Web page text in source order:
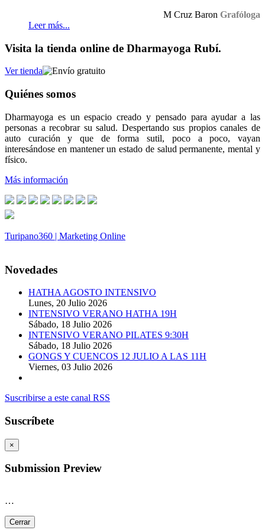
M Cruz Baron Grafóloga
Leer más...
Visita la tienda online de Dharmayoga Rubí.
Ver tienda
Quiénes somos
Dharmayoga es un espacio creado y pensado para ayudar a las
personas a recobrar su salud. Despertando sus propios canales de
auto curación y que de forma sutil, poco a poco, vayan
interesándose en mantener un estado de salud permanente, mental y
físico.
Más información
Turipano360 | Marketing Online
Novedades
HATHA AGOSTO INTENSIVO
Lunes, 20 Julio 2026
INTENSIVO VERANO HATHA 19H
Sábado, 18 Julio 2026
INTENSIVO VERANO PILATES 9:30H
Sábado, 18 Julio 2026
GONGS Y CUENCOS 12 JULIO A LAS 11H
Viernes, 03 Julio 2026
Suscribirse a este canal RSS
Suscríbete
×
Submission Preview
…
Cerrar